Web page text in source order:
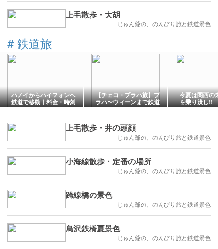
上毛散歩・大胡
じゅん爺の、のんびり旅と鉄道景色
# 鉄道旅
ハノイからハイフォンへ
鉄道で移動｜料金・時刻
表・車内・乗り方を実体
験で解説
【チェコ・プラハ旅】プ
ラハ〜ウィーンまで鉄道
旅｜Railjetで約4時間！快
適なヨーロッパ列車の旅
今夏は関西の
を乗り潰し!!
上毛散歩・井の頭顔
じゅん爺の、のんびり旅と鉄道景色
小海線散歩・定番の場所
じゅん爺の、のんびり旅と鉄道景色
跨線橋の景色
じゅん爺の、のんびり旅と鉄道景色
鳥沢鉄橋夏景色
じゅん爺の、のんびり旅と鉄道景色